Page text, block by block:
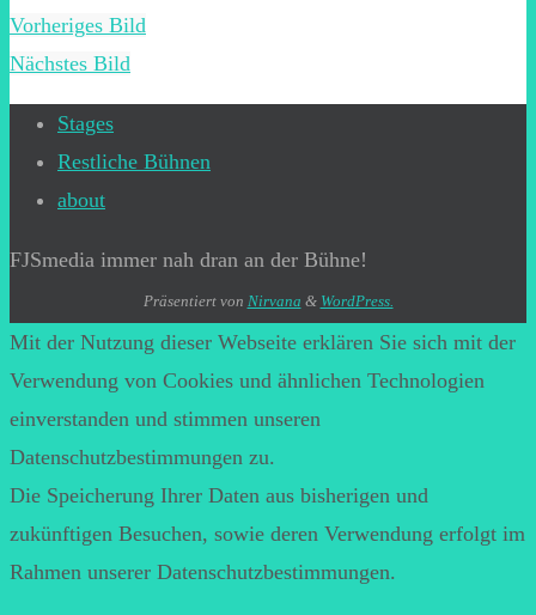
Vorheriges Bild
Nächstes Bild
Stages
Restliche Bühnen
about
FJSmedia immer nah dran an der Bühne!
Präsentiert von Nirvana & WordPress.
Mit der Nutzung dieser Webseite erklären Sie sich mit der
Verwendung von Cookies und ähnlichen Technologien
einverstanden und stimmen unseren
Datenschutzbestimmungen zu.
Die Speicherung Ihrer Daten aus bisherigen und
zukünftigen Besuchen, sowie deren Verwendung erfolgt im
Rahmen unserer Datenschutzbestimmungen.